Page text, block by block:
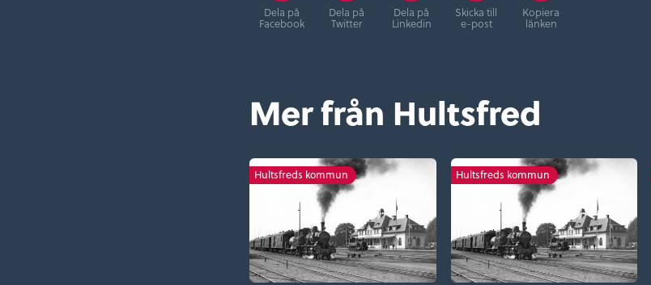
Dela på
Facebook
Dela på
Twitter
Dela på
Linkedin
Skicka till
e-post
Kopiera
länken
Mer från Hultsfred
Hultsfreds kommun Hultsfreds kommun